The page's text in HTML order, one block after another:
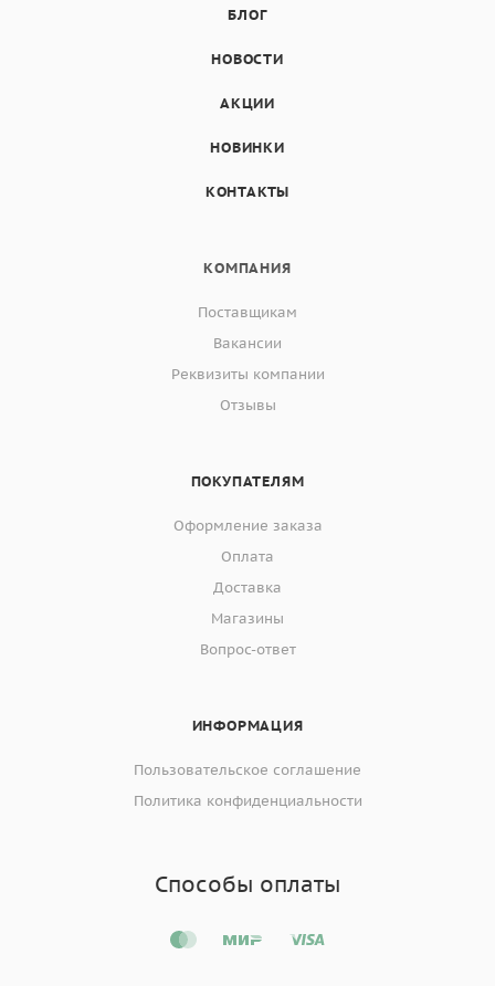
БЛОГ
НОВОСТИ
АКЦИИ
НОВИНКИ
КОНТАКТЫ
КОМПАНИЯ
Поставщикам
Вакансии
Реквизиты компании
Отзывы
ПОКУПАТЕЛЯМ
Оформление заказа
Оплата
Доставка
Магазины
Вопрос-ответ
ИНФОРМАЦИЯ
Пользовательское соглашение
Политика конфиденциальности
Способы оплаты